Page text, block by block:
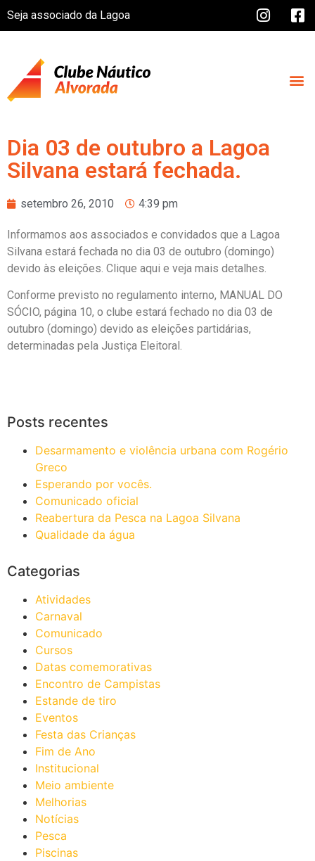
Seja associado da Lagoa
Dia 03 de outubro a Lagoa
Silvana estará fechada.
setembro 26, 2010 4:39 pm
Informamos aos associados e convidados que a Lagoa
Silvana estará fechada no dia 03 de outubro (domingo)
devido às eleições. Clique aqui e veja mais detalhes.
Conforme previsto no regulamento interno, MANUAL DO
SÓCIO, página 10, o clube estará fechado no dia 03 de
outubro (domingo) devido as eleições partidárias,
determinadas pela Justiça Eleitoral.
Posts recentes
Desarmamento e violência urbana com Rogério
Greco
Esperando por vocês.
Comunicado oficial
Reabertura da Pesca na Lagoa Silvana
Qualidade da água
Categorias
Atividades
Carnaval
Comunicado
Cursos
Datas comemorativas
Encontro de Campistas
Estande de tiro
Eventos
Festa das Crianças
Fim de Ano
Institucional
Meio ambiente
Melhorias
Notícias
Pesca
Piscinas